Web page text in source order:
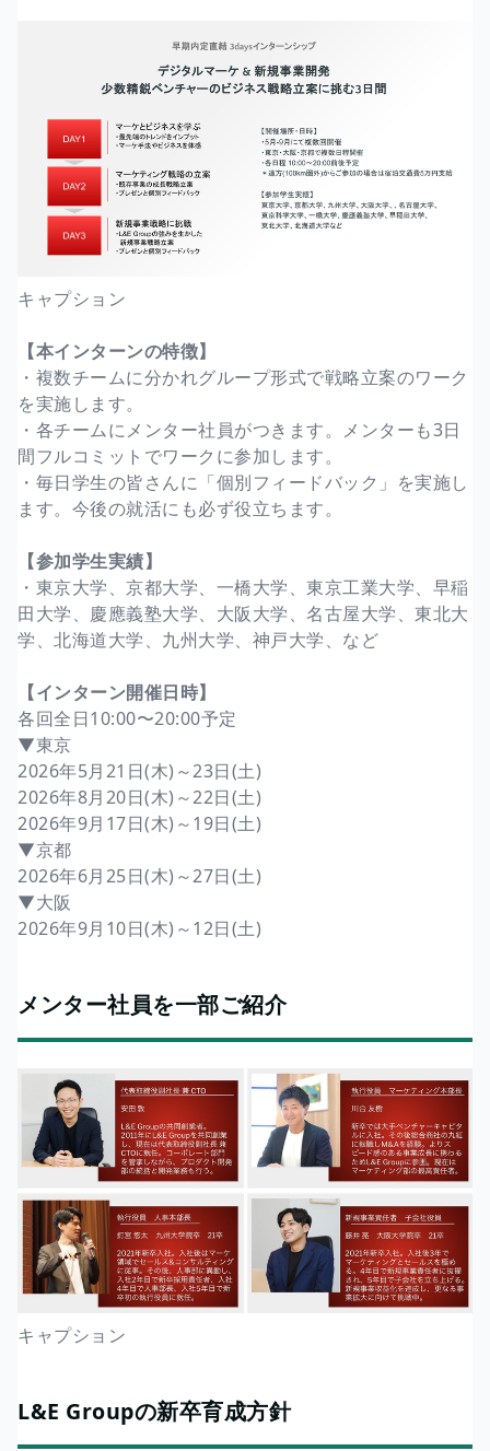
キャプション
【本インターンの特徴】
・複数チームに分かれグループ形式で戦略立案のワーク
を実施します。
・各チームにメンター社員がつきます。メンターも3日
間フルコミットでワークに参加します。
・毎日学生の皆さんに「個別フィードバック」を実施し
ます。今後の就活にも必ず役立ちます。
【参加学生実績】
・東京大学、京都大学、一橋大学、東京工業大学、早稲
田大学、慶應義塾大学、大阪大学、名古屋大学、東北大
学、北海道大学、九州大学、神戸大学、など
【インターン開催日時】
各回全日10:00〜20:00予定
▼東京
2026年5月21日(木)～23日(土)
2026年8月20日(木)～22日(土)
2026年9月17日(木)～19日(土)
▼京都
2026年6月25日(木)～27日(土)
▼大阪
2026年9月10日(木)～12日(土)
メンター社員を一部ご紹介
キャプション
L&E Groupの新卒育成方針